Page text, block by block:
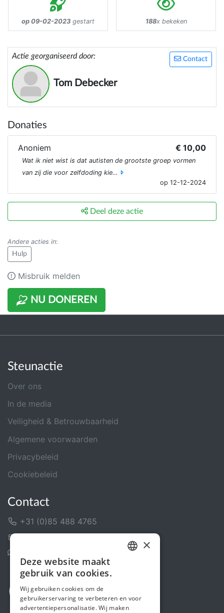
op 09-02-2023 gestart 188x bekeken
Contact
Actie georganiseerd door:
Tom Debecker
NU DONEREN
Donaties
Anoniem € 10,00
Wat ik niet wist is dat autisten de grootste groep vormen
van zij die voor zelfdoding kie…
op 12-12-2024
Deel deze actie
Andere acties in:
Hulp
Misbruik melden
Steunactie
Over ons
In de media
Veiligheid & Betrouwbaarheid
Algemene voorwaarden
Privacybeleid
Cookiebeleid
Contact
+31 (0)85 488 4765
ENGLISH
×
Deze website maakt
gebruik van cookies.
Wij gebruiken cookies om de
gebruikerservaring te verbeteren en voor
advertentiepersonalisatie. Wij maken